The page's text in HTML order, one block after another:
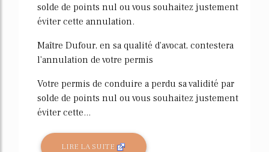
solde de points nul ou vous souhaitez justement
éviter cette annulation.
Maître Dufour, en sa qualité d'avocat, contestera
l'annulation de votre permis
Votre permis de conduire a perdu sa validité par
solde de points nul ou vous souhaitez justement
éviter cette...
LIRE LA SUITE